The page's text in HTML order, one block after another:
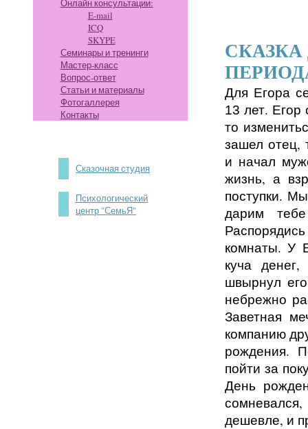
Онлайн консультации:
E-mail
ICQ
SKYPE
Семинары и тренинги
Мастер-класс
Вопрос-ответ
Статьи и материалы
Фотогаллерея
Контакты
Сказочная студия
Психологический
центр "СемьЯ"
ПЕРИОДА
Для Егора
13 лет. Егор
то
зашел отец,
и начал
жизнь, а
поступки.
дарим
комнаты. У
куча
швырнул
небрежно
Заветная
компанию
рождения.
пойти за
День
дешевле, и